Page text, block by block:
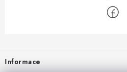
Informace